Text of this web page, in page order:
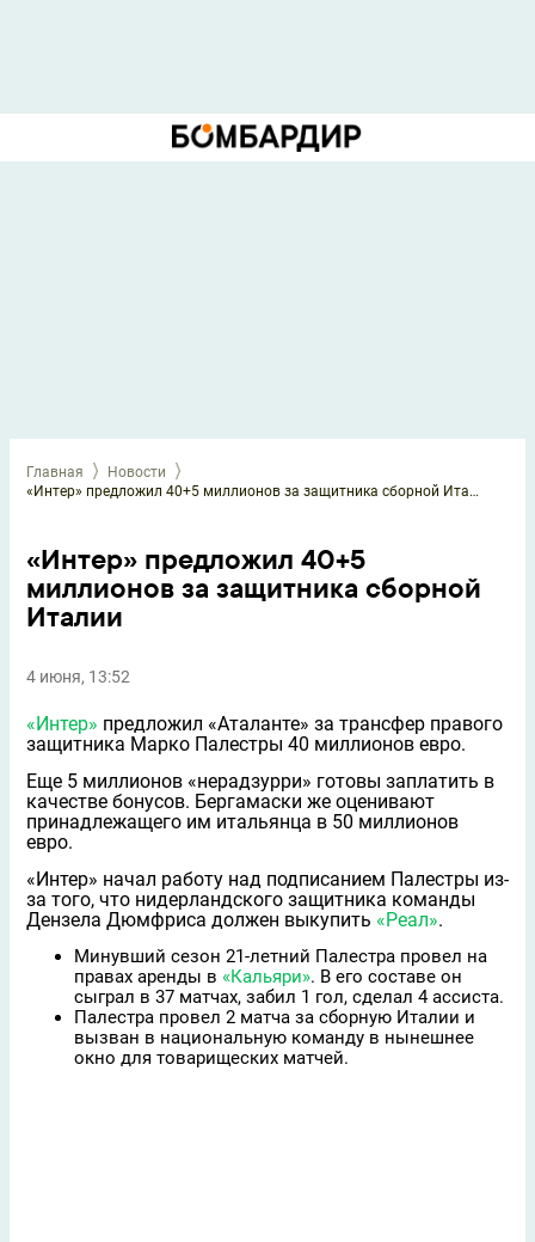
Главная
Новости
«Интер» предложил 40+5 миллионов за защитника сборной Италии
«Интер» предложил 40+5
миллионов за защитника сборной
Италии
4 июня, 13:52
«Интер» предложил «Аталанте» за трансфер правого
защитника Марко Палестры 40 миллионов евро.
Еще 5 миллионов «нерадзурри» готовы заплатить в
качестве бонусов. Бергамаски же оценивают
принадлежащего им итальянца в 50 миллионов
евро.
«Интер» начал работу над подписанием Палестры из-
за того, что нидерландского защитника команды
Дензела Дюмфриса должен выкупить «Реал».
Минувший сезон 21-летний Палестра провел на
правах аренды в «Кальяри». В его составе он
сыграл в 37 матчах, забил 1 гол, сделал 4 ассиста.
Палестра провел 2 матча за сборную Италии и
вызван в национальную команду в нынешнее
окно для товарищеских матчей.